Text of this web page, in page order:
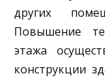
других
Повышение
этажа
конструкции